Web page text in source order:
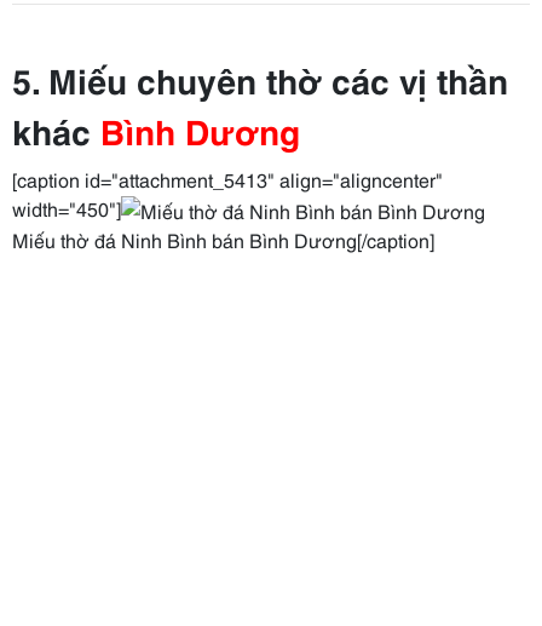
5. Miếu chuyên thờ các vị thần
khác Bình Dương
[caption id="attachment_5413" align="aligncenter"
width="450"]
Miếu thờ đá Ninh Bình bán Bình Dương[/caption]